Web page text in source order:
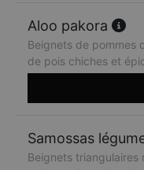
Aloo pakora
Beignets de pommes
de pois chiches et
Samossas
Beignets